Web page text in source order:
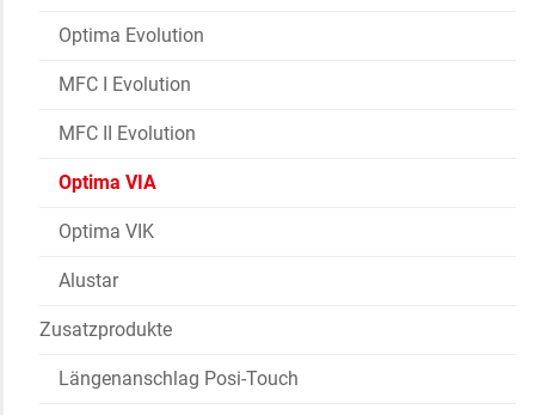
Optima Evolution
MFC I Evolution
MFC II Evolution
Optima VIA
Optima VIK
Alustar
Zusatzprodukte
Längenanschlag Posi-Touch